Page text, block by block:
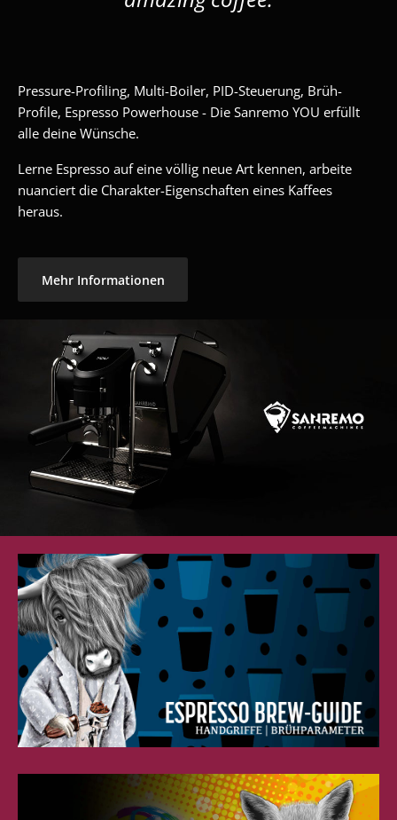
Pressure-Profiling, Multi-Boiler, PID-Steuerung, Brüh-
Profile, Espresso Powerhouse - Die Sanremo YOU erfüllt
alle deine Wünsche.
Lerne Espresso auf eine völlig neue Art kennen, arbeite
nuanciert die Charakter-Eigenschaften eines Kaffees
heraus.
Mehr Informationen